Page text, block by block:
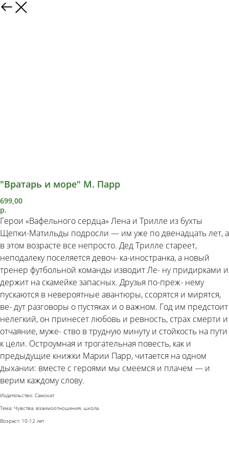
"Вратарь и море" М. Парр
699,00
р.
Герои «Вафельного сердца» Лена и Трилле из бухты
Щепки-Матильды подросли — им уже по двенадцать лет, а
в этом возрасте все непросто. Дед Трилле стареет,
неподалеку поселяется девоч- ка-иностранка, а новый
тренер футбольной команды изводит Ле- ну придирками и
держит на скамейке запасных. Друзья по-преж- нему
пускаются в невероятные авантюры, ссорятся и мирятся,
ве- дут разговоры о пустяках и о важном. Год им предстоит
нелегкий, он принесет любовь и ревность, страх смерти и
отчаяние, муже- ство в трудную минуту и стойкость на пути
к цели. Остроумная и трогательная повесть, как и
предыдущие книжки Марии Парр, читается на одном
дыхании: вместе с героями мы смеемся и плачем — и
верим каждому слову.
Издательство: Самокат
Тема: Чувства, взаимоотношения, школа
Возраст: 10-12 лет